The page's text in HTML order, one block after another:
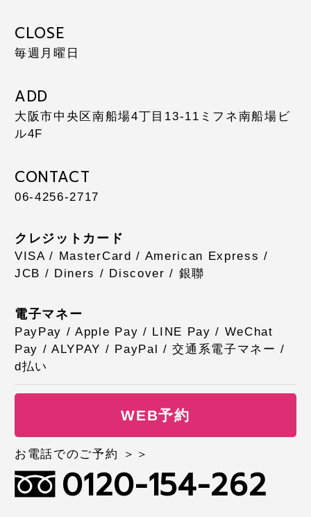
CLOSE
毎週月曜日
ADD
大阪市中央区南船場4丁目13-11 ミフネ南船場ビ
ル4F
CONTACT
06-4256-2717
クレジットカード
VISA / MasterCard / American Express /
JCB / Diners / Discover / 銀聯
電子マネー
PayPay / Apple Pay / LINE Pay / WeChat
Pay / ALYPAY / PayPal / 交通系電子マネー /
d払い
WEB予約
お電話でのご予約 ＞＞
0120-154-262